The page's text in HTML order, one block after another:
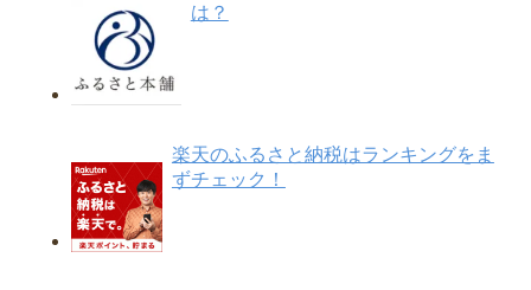
は？
楽天のふるさと納税はランキングをま
ずチェック！